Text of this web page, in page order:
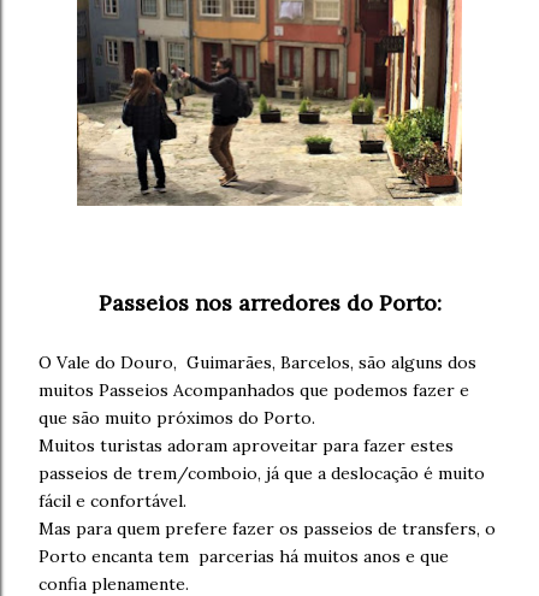
Passeios nos arredores do Porto:
O Vale do Douro, Guimarães, Barcelos, são alguns dos
muitos Passeios Acompanhados que podemos fazer e
que são muito próximos do Porto.
Muitos turistas adoram aproveitar para fazer estes
passeios de trem/comboio, já que a deslocação é muito
fácil e confortável.
Mas para quem prefere fazer os passeios de transfers, o
Porto encanta tem parcerias há muitos anos e que
confia plenamente.